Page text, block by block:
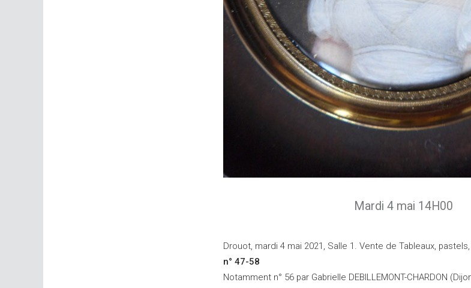
Mardi 4 mai 14H00
Drouot, mardi 4 mai 2021, Salle 1. Vente de Tableaux,
n° 47-58
Notamment n° 56 par Gabrielle DEBILLEMONT-CHARDON